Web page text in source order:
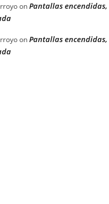
onPantallas encendidas,
onPantallas encendidas,